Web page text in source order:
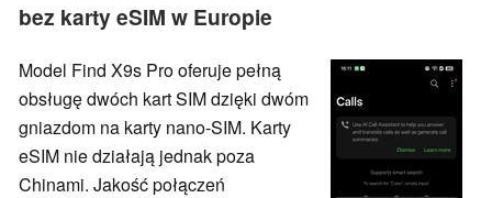
bez karty eSIM w Europie
Model Find X9s Pro oferuje pełną
obsługę dwóch kart SIM dzięki dwóm
gniazdom na karty nano-SIM. Karty
eSIM nie działają jednak poza
Chinami. Jakość połączeń